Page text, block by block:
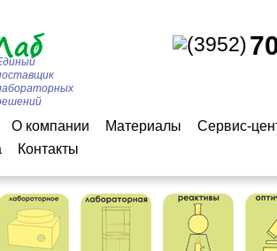
(3952)
О компании Материалы
Сервис-
Контакты